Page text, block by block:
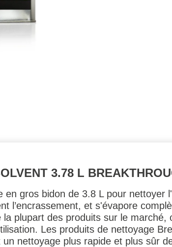
3.78 L
en gros bidon de 3.8 L pour nettoyer
l’encrassement, et s'évapore
la plupart des produits sur le
Les produits de nettoyage
nettoyage plus rapide et plus sûr